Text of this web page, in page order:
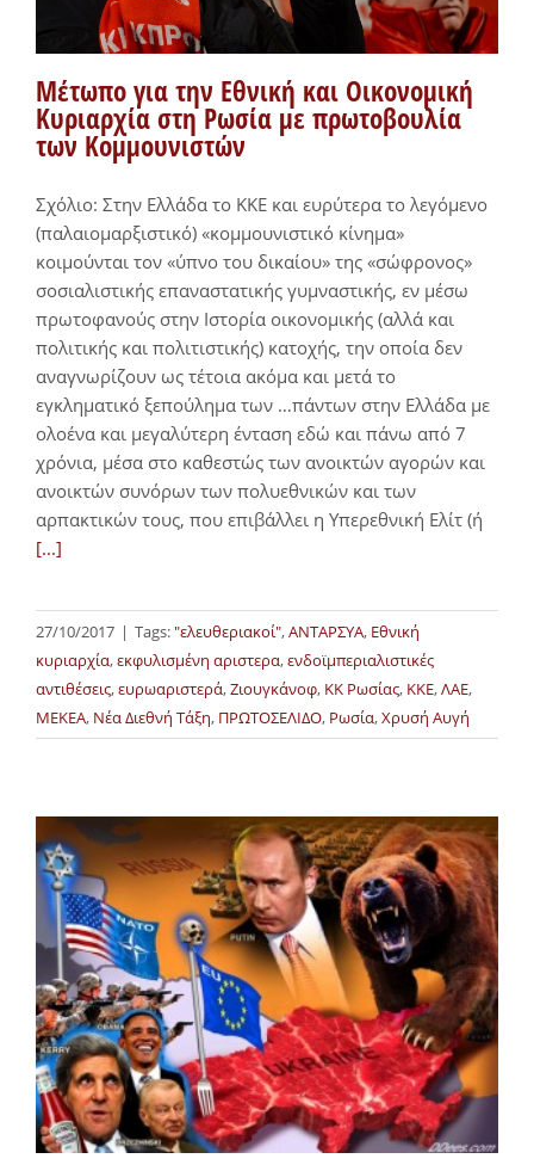
Μέτωπο για την Εθνική και Οικονομική
Κυριαρχία στη Ρωσία με πρωτοβουλία
των Κομμουνιστών
Σχόλιο: Στην Ελλάδα το ΚΚΕ και ευρύτερα το λεγόμενο
(παλαιομαρξιστικό) «κομμουνιστικό κίνημα»
κοιμούνται τον «ύπνο του δικαίου» της «σώφρονος»
σοσιαλιστικής επαναστατικής γυμναστικής, εν μέσω
πρωτοφανούς στην Ιστορία οικονομικής (αλλά και
πολιτικής και πολιτιστικής) κατοχής, την οποία δεν
αναγνωρίζουν ως τέτοια ακόμα και μετά το
εγκληματικό ξεπούλημα των …πάντων στην Ελλάδα με
ολοένα και μεγαλύτερη ένταση εδώ και πάνω από 7
χρόνια, μέσα στο καθεστώς των ανοικτών αγορών και
ανοικτών συνόρων των πολυεθνικών και των
αρπακτικών τους, που επιβάλλει η Υπερεθνική Ελίτ (ή
[...]
27/10/2017 | Tags:"ελευθεριακοί",ΑΝΤΑΡΣΥΑ, Εθνική
κυριαρχία,εκφυλισμένη αριστερα,ενδοϊμπεριαλιστικές
αντιθέσεις,ευρωαριστερά,Ζιουγκάνοφ, ΚΚ Ρωσίας, ΚΚΕ,ΛΑΕ,
ΜΕΚΕΑ, Νέα Διεθνή Τάξη, ΠΡΩΤΟΣΕΛΙΔΟ, Ρωσία,Χρυσή Αυγή